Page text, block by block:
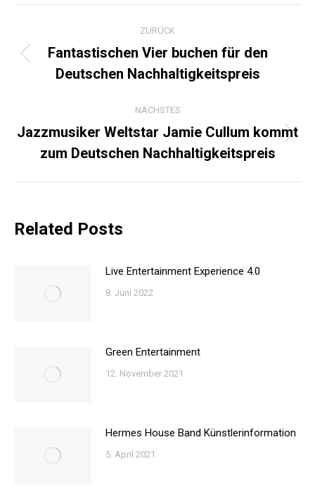
ZURÜCK
Beitrag:
Fantastischen Vier buchen für den
Deutschen Nachhaltigkeitspreis
NÄCHSTES
Beitrag:
Jazzmusiker Weltstar Jamie Cullum kommt
zum Deutschen Nachhaltigkeitspreis
Related Posts
Live Entertainment Experience 4.0
8. Juni 2022
Green Entertainment
12. November 2021
Hermes House Band Künstlerinformation
5. April 2021